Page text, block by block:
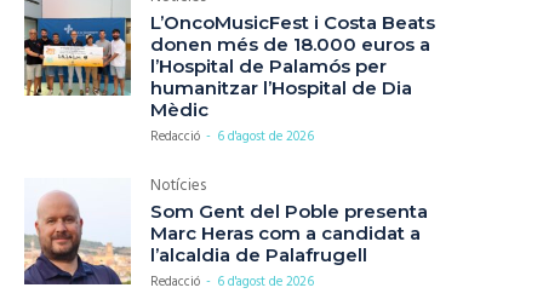
L’OncoMusicFest i Costa Beats
donen més de 18.000 euros a
l’Hospital de Palamós per
humanitzar l’Hospital de Dia
Mèdic
Redacció - 6 d'agost de 2026
Notícies
Som Gent del Poble presenta
Marc Heras com a candidat a
l’alcaldia de Palafrugell
Redacció - 6 d'agost de 2026